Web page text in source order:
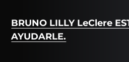
BRUNO LILLY LeClere
AYUDARLE.